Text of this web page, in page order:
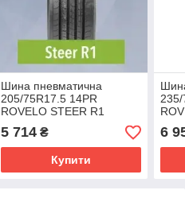
Шина пневматична
205/75R17.5 14PR
ROVELO STEER R1
124M/122M M+S 3PMSF
TL
5 714₴
Купити
235/
6